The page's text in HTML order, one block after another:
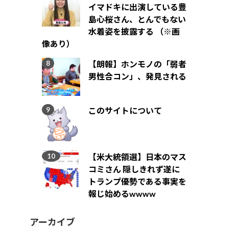
イマドキに出演している豊
島心桜さん、とんでもない
水着姿を披露する （※画
像あり）
【朗報】ホンモノの「弱者
男性合コン」、発見される
このサイトについて
【米大統領選】日本のマス
コミさん 隠しきれず遂に
トランプ優勢である事実を
報じ始めるwwww
アーカイブ